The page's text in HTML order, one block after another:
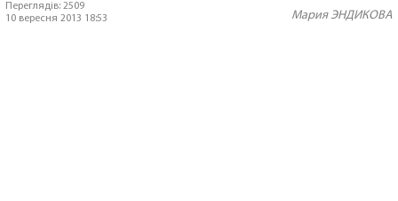
Переглядів: 2509
10 вересня 2013 18:53
Мария ЭНДИКОВА